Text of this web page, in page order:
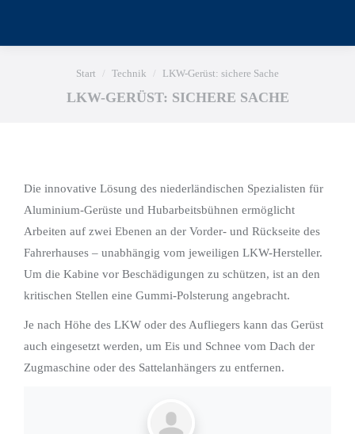
Sie befinden sich hier:
Start Technik LKW-Gerüst: sichere Sache
LKW-GERÜST: SICHERE SACHE
Die innovative Lösung des niederländischen Spezialisten für
Aluminium-Gerüste und Hubarbeitsbühnen ermöglicht
Arbeiten auf zwei Ebenen an der Vorder- und Rückseite des
Fahrerhauses – unabhängig vom jeweiligen LKW-Hersteller.
Um die Kabine vor Beschädigungen zu schützen, ist an den
kritischen Stellen eine Gummi-Polsterung angebracht.
Je nach Höhe des LKW oder des Aufliegers kann das Gerüst
auch eingesetzt werden, um Eis und Schnee vom Dach der
Zugmaschine oder des Sattelanhängers zu entfernen.